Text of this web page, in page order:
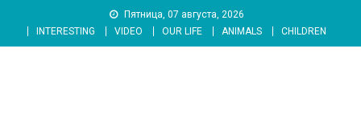
content
Пятница, 07 августа, 2026
INTERESTING
VIDEO OUR LIFE ANIMALS CHILDREN